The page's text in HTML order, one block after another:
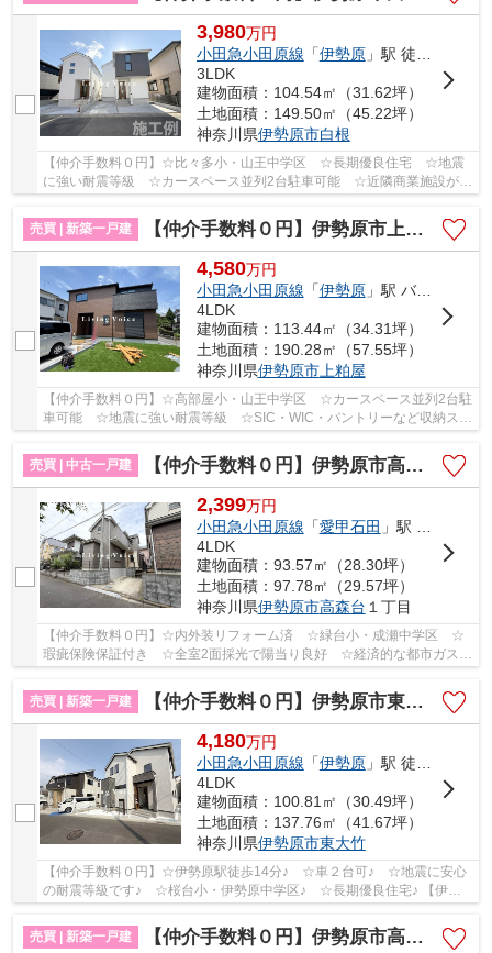
3,980万円
小田急小田原線 「伊勢原」駅 徒歩23分
3LDK
建物面積：104.54㎡（31.62坪）
土地面積：149.50㎡（45.22坪）
神奈川県伊勢原市白根
【仲介手数料０円】☆比々多小・山王中学区 ☆長期優良住宅 ☆地震
に強い耐震等級 ☆カースペース並列2台駐車可能 ☆近隣商業施設が多
売買 | 新築一戸建
【仲介手数料０円】伊勢原市上粕屋第1期 新築一戸建て
4,580万円
小田急小田原線 「伊勢原」駅 バス6分 「市光前」 停歩6分
4LDK
建物面積：113.44㎡（34.31坪）
土地面積：190.28㎡（57.55坪）
神奈川県伊勢原市上粕屋
【仲介手数料０円】☆高部屋小・山王中学区 ☆カースペース並列2台駐
車可能 ☆地震に強い耐震等級 ☆SIC・WIC・パントリーなど収納スペ
ース豊富 ☆近隣商業施設が多数あり住環境良好 ☆...
売買 | 中古一戸建
【仲介手数料０円】伊勢原市高森台1丁目 中古一戸建て
2,399万円
小田急小田原線 「愛甲石田 」駅 徒歩19分
4LDK
建物面積：93.57㎡（28.30坪）
土地面積：97.78㎡（29.57坪）
神奈川県伊勢原市高森台 １丁目
【仲介手数料０円】☆内外装リフォーム済 ☆緑台小・成瀬中学区 ☆
瑕疵保険保証付き ☆全室2面採光で陽当り良好 ☆経済的な都市ガス設
備 ☆平坦地で暮らしやすい住環境 ☆収納豊富な間...
売買 | 新築一戸建
【仲介手数料０円】伊勢原市東大竹 新築一戸建て 全5棟
4,180万円
小田急小田原線 「伊勢原」駅 徒歩14分
4LDK
建物面積：100.81㎡（30.49坪）
土地面積：137.76㎡（41.67坪）
神奈川県伊勢原市東大竹
【仲介手数料０円】☆伊勢原駅徒歩14分♪ ☆車２台可♪ ☆地震に安心
の耐震等級です♪ ☆桜台小・伊勢原中学区♪ ☆長期優良住宅♪ 【伊勢
原市の新築一戸建ての事ならリビングボイスにお任せ...
売買 | 新築一戸建
【仲介手数料０円】伊勢原市高森台1丁目 新築一戸建て 全2棟